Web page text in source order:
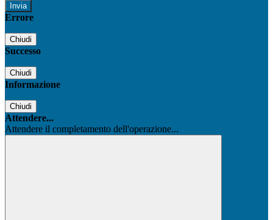
Errore
Chiudi
Successo
Chiudi
Informazione
Chiudi
Attendere...
Attendere il completamento dell'operazione...